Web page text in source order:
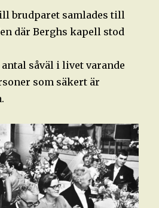
brudparet samlades till
där Berghs kapell stod
såväl i livet varande
som säkert är